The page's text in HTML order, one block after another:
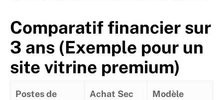
Comparatif financier sur
3 ans (Exemple pour un
site vitrine premium)
Postes de Achat Sec Modèle